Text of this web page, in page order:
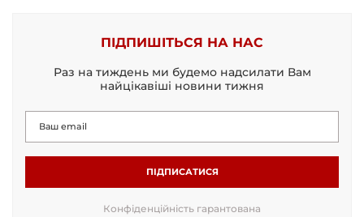
ПІДПИШІТЬСЯ НА НАС
Раз на тиждень ми будемо надсилати Вам
найцікавіші новини тижня
ПІДПИСАТИСЯ
Конфіденційність гарантована